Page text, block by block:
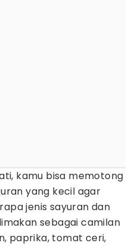
kamu bisa memotong
yang kecil agar
jenis sayuran dan
sebagai camilan
paprika, tomat ceri,